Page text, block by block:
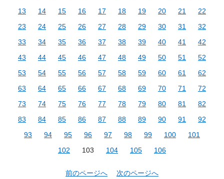
13
14 15 16 17 18 19 20 21
22
23
24 25 26 27 28 29 30 31
32
33
34 35 36 37 38 39 40 41
42
43
44 45 46 47 48 49 50 51
52
53
54 55 56 57 58 59 60 61
62
63
64 65 66 67 68 69 70 71
72
73
74 75 76 77 78 79 80 81
82
83
84 85 86 87 88 89 90 91
92
93
94 95 96 97 98 99 100
101
102
103 104 105 106
前のページへ 次のページへ